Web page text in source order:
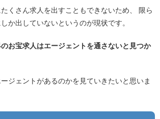
くさん求人を出すこともできないため、 限ら
か出していないというのが現状です。
お宝求人はエージェントを通さないと見つか
ジェントがあるのかを見ていきたいと思いま